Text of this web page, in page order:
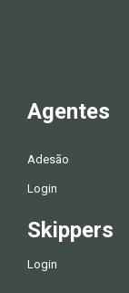
Agentes
Adesão
Login
Skippers
Login